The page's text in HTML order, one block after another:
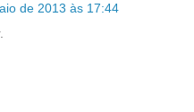
de 2013 às 17:44